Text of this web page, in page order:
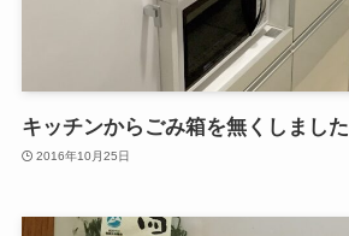
キッチンからごみ箱を無くしました
2016年10月25日